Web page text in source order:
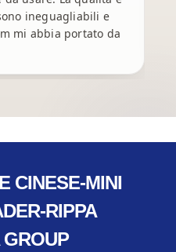
ineguagliabili e
mi abbia portato da
CINESE-MINI
RIPPA